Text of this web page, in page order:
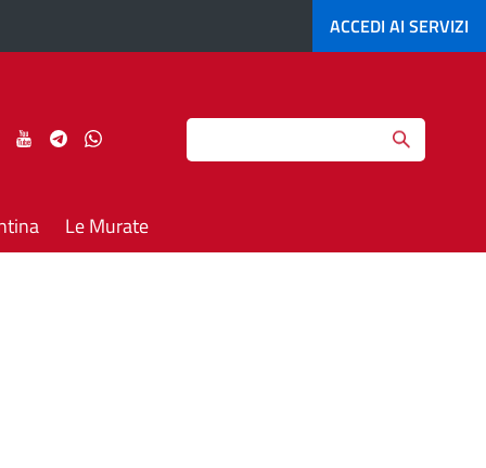
ACCEDI AI SERVIZI
Seguici SeguiciSeguiciSeguici
Search
Le Murate